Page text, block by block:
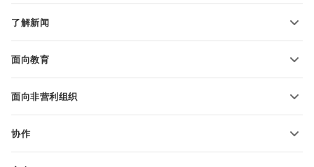
转换电子表格
了解新闻
面向教育
适用于教育人士
面向非营利组织
申请免费帐户
协作